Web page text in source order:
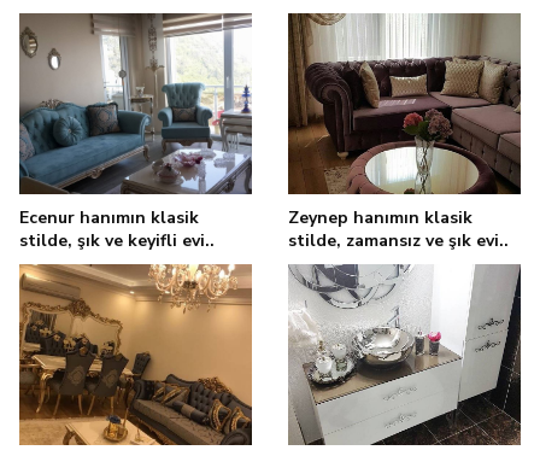
Ecenur hanımın klasik
stilde, şık ve keyifli evi..
Zeynep hanımın klasik
stilde, zamansız ve şık evi..